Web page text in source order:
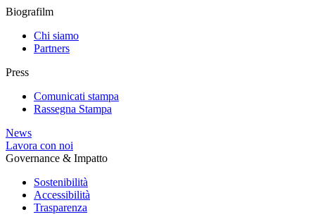
Biografilm
Chi siamo
Partners
Press
Comunicati stampa
Rassegna Stampa
News
Lavora con noi
Governance & Impatto
Sostenibilità
Accessibilità
Trasparenza